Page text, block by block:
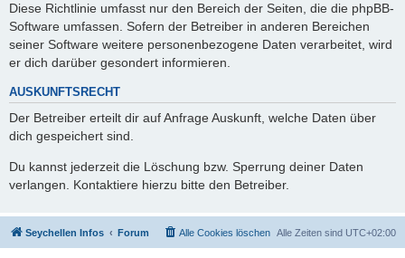
Diese Richtlinie umfasst nur den Bereich der Seiten, die die phpBB-
Software umfassen. Sofern der Betreiber in anderen Bereichen
seiner Software weitere personenbezogene Daten verarbeitet, wird
er dich darüber gesondert informieren.
AUSKUNFTSRECHT
Der Betreiber erteilt dir auf Anfrage Auskunft, welche Daten über
dich gespeichert sind.
Du kannst jederzeit die Löschung bzw. Sperrung deiner Daten
verlangen. Kontaktiere hierzu bitte den Betreiber.
Seychellen Infos Forum Alle Zeiten sind UTC+02:00
Alle Cookies löschen